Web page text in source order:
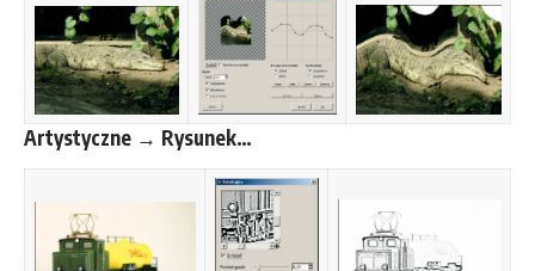
Artystyczne → Rysunek…